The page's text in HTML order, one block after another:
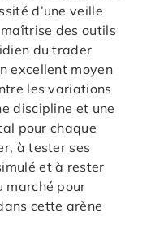
d’une veille
des outils
du trader
excellent moyen
les variations
discipline et une
pour chaque
à tester ses
et à rester
marché pour
cette arène